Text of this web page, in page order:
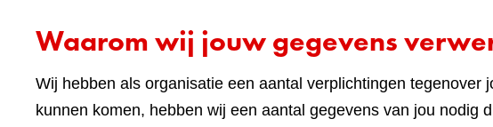
Waarom wij jouw gegevens
Wij hebben als organisatie een aantal verplichtingen tegenover
kunnen komen, hebben wij een aantal gegevens van jou nodig